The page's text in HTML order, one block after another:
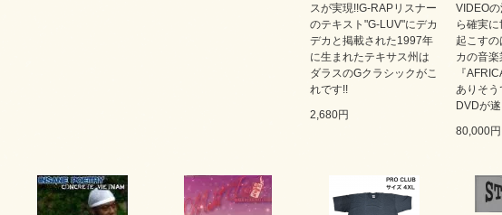
スが実現!!G-RAPリスナー
のテキスト"G-LUV"にデカ
デカと掲載された1997年
に生まれたテキサス州は
ダラスのGクラシックがこ
れです!!
2,680円
VIDEO
ら確実
起こす
カの音
『
ありそう
DVDが
80,000円